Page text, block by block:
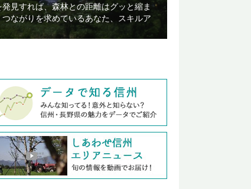
見すれば、森林との距離はグッと縮ま
ながりを求めているあなた、スキルア